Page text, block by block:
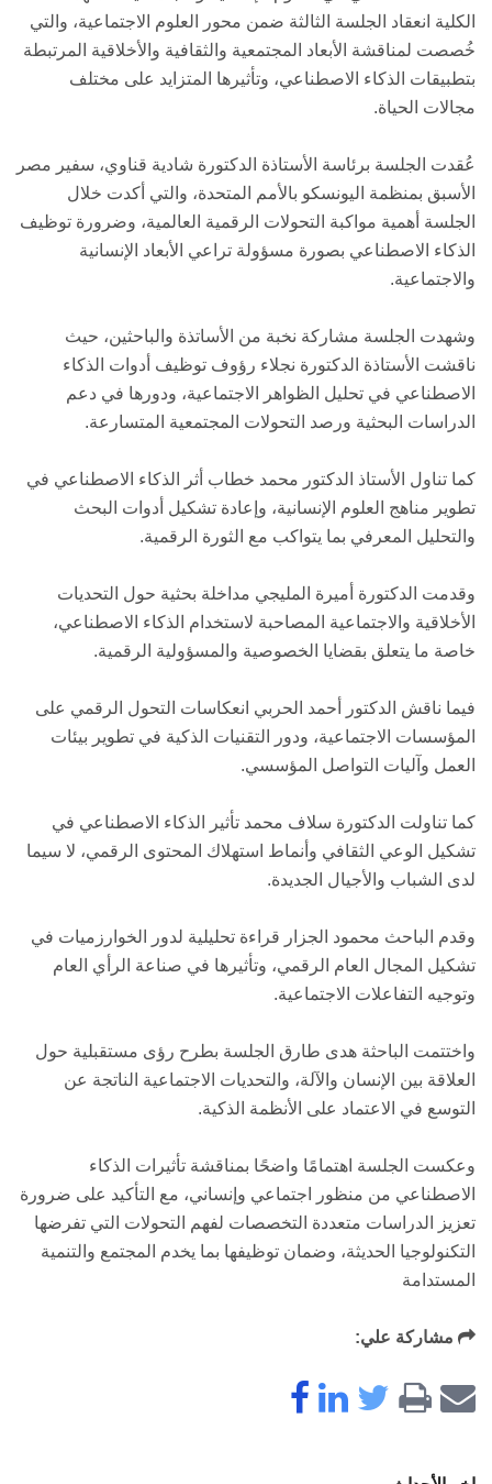
الكلية انعقاد الجلسة الثالثة ضمن محور العلوم الاجتماعية، والتي
خُصصت لمناقشة الأبعاد المجتمعية والثقافية والأخلاقية المرتبطة
بتطبيقات الذكاء الاصطناعي، وتأثيرها المتزايد على مختلف
مجالات الحياة.
عُقدت الجلسة برئاسة الأستاذة الدكتورة شادية قناوي، سفير مصر
الأسبق بمنظمة اليونسكو بالأمم المتحدة، والتي أكدت خلال
الجلسة أهمية مواكبة التحولات الرقمية العالمية، وضرورة توظيف
الذكاء الاصطناعي بصورة مسؤولة تراعي الأبعاد الإنسانية
والاجتماعية.
وشهدت الجلسة مشاركة نخبة من الأساتذة والباحثين، حيث
ناقشت الأستاذة الدكتورة نجلاء رؤوف توظيف أدوات الذكاء
الاصطناعي في تحليل الظواهر الاجتماعية، ودورها في دعم
الدراسات البحثية ورصد التحولات المجتمعية المتسارعة.
كما تناول الأستاذ الدكتور محمد خطاب أثر الذكاء الاصطناعي في
تطوير مناهج العلوم الإنسانية، وإعادة تشكيل أدوات البحث
والتحليل المعرفي بما يتواكب مع الثورة الرقمية.
وقدمت الدكتورة أميرة المليجي مداخلة بحثية حول التحديات
الأخلاقية والاجتماعية المصاحبة لاستخدام الذكاء الاصطناعي،
خاصة ما يتعلق بقضايا الخصوصية والمسؤولية الرقمية.
فيما ناقش الدكتور أحمد الحربي انعكاسات التحول الرقمي على
المؤسسات الاجتماعية، ودور التقنيات الذكية في تطوير بيئات
العمل وآليات التواصل المؤسسي.
كما تناولت الدكتورة سلاف محمد تأثير الذكاء الاصطناعي في
تشكيل الوعي الثقافي وأنماط استهلاك المحتوى الرقمي، لا سيما
لدى الشباب والأجيال الجديدة.
وقدم الباحث محمود الجزار قراءة تحليلية لدور الخوارزميات في
تشكيل المجال العام الرقمي، وتأثيرها في صناعة الرأي العام
وتوجيه التفاعلات الاجتماعية.
واختتمت الباحثة هدى طارق الجلسة بطرح رؤى مستقبلية حول
العلاقة بين الإنسان والآلة، والتحديات الاجتماعية الناتجة عن
التوسع في الاعتماد على الأنظمة الذكية.
وعكست الجلسة اهتمامًا واضحًا بمناقشة تأثيرات الذكاء
الاصطناعي من منظور اجتماعي وإنساني، مع التأكيد على ضرورة
تعزيز الدراسات متعددة التخصصات لفهم التحولات التي تفرضها
التكنولوجيا الحديثة، وضمان توظيفها بما يخدم المجتمع والتنمية
المستدامة
مشاركة علي: